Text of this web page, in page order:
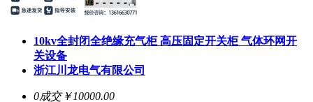
10kv全封闭全绝缘充气柜 高压固定开关柜 气体环网开
关设备
浙江川龙电气有限公司
0成交￥10000.00